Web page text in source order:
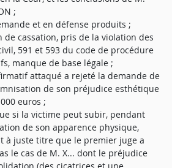
;
et en défense produits ;
de cassation, pris de la violation des
591 et 593 du code de procédure
manque de base légale ;
attaqué a rejeté la demande de
de son préjudice esthétique
euros ;
si la victime peut subir, pendant
de son apparence physique,
à juste titre que le premier juge a
le cas de M. X... dont le préjudice